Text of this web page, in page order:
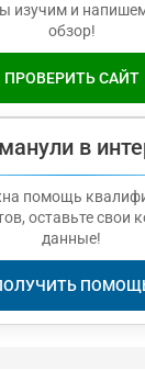
изучим и
обзор!
ПРОВЕРИТЬ САЙТ
в
помощь
оставьте свои
данные!